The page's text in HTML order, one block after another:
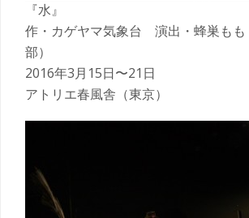
『水』
作・カゲヤマ気象台 演出・蜂巣もも
部）
2016年3月15日〜21日
アトリエ春風舎（東京）